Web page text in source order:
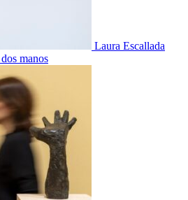
Laura Escallada
manos